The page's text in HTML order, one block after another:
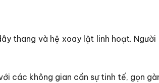
thang và hệ xoay lật linh hoạt.
các không gian cần sự tinh tế, gọn